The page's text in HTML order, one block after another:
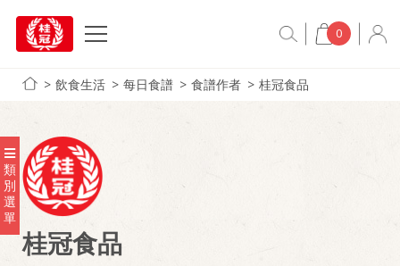
0
飲食生活 每日食譜 食譜作者 桂冠食品
類
別
選
單
桂冠食品